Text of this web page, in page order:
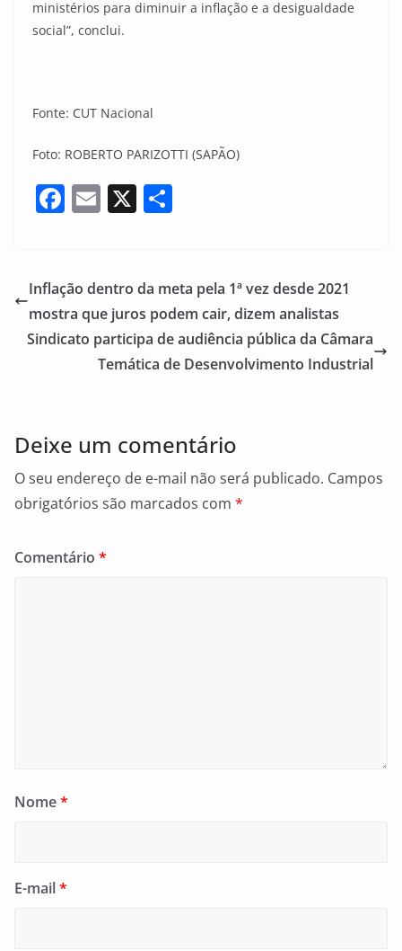
ministérios para diminuir a inflação e a desigualdade
social”, conclui.
Fonte: CUT Nacional
Foto: ROBERTO PARIZOTTI (SAPÃO)
F
e
b
o
E
l
X
e
Inflação dentro da meta pela 1ª vez desde 2021
mostra que juros podem cair, dizem analistas
Sindicato participa de audiência pública da Câmara
Temática de Desenvolvimento Industrial
Deixe um comentário
O seu endereço de e-mail não será publicado. Campos
obrigatórios são marcados com *
Comentário *
Nome*
E-mail*